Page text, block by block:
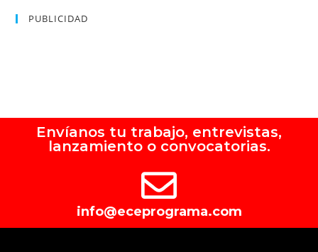
PUBLICIDAD
Envíanos tu trabajo, entrevistas,
lanzamiento o convocatorias.
info@eceprograma.com